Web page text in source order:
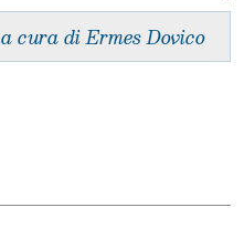
a cura di Ermes Dovico